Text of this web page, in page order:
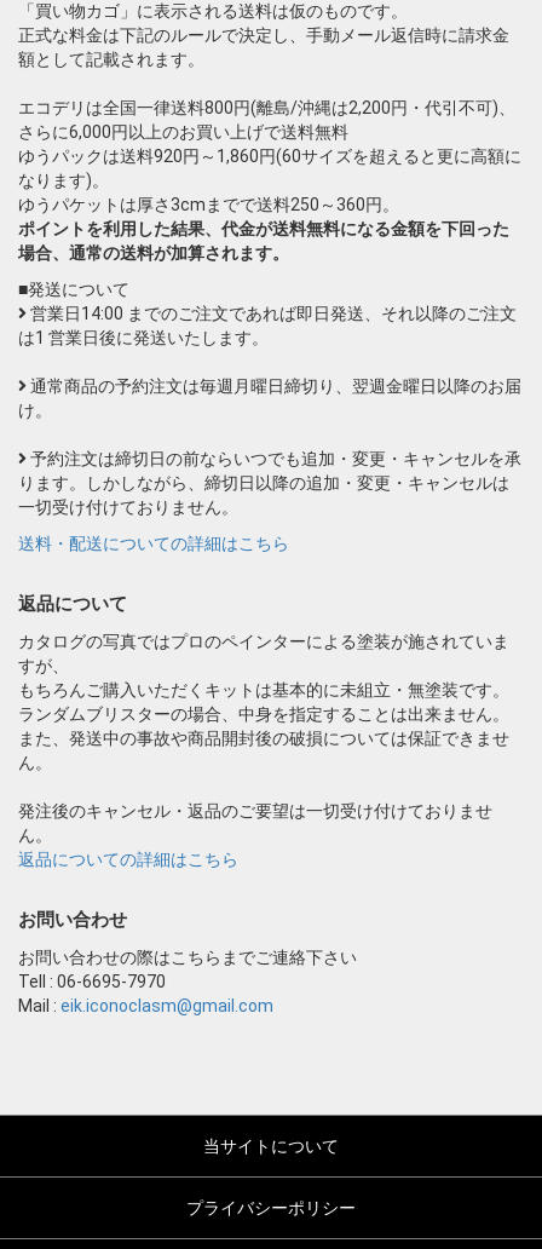
「買い物カゴ」に表示される送料は仮のものです。
正式な料金は下記のルールで決定し、手動メール返信時に請求金
額として記載されます。
エコデリは全国一律送料800円(離島/沖縄は2,200円・代引不可)、
さらに6,000円以上のお買い上げで送料無料
ゆうパックは送料920円～1,860円(60サイズを超えると更に高額に
なります)。
ゆうパケットは厚さ3cmまでで送料250～360円。
ポイントを利用した結果、代金が送料無料になる金額を下回った
場合、通常の送料が加算されます。
■発送について
営業日14:00 までのご注文であれば即日発送、それ以降のご注文
は1 営業日後に発送いたします。
通常商品の予約注文は毎週月曜日締切り、翌週金曜日以降のお届
け。
予約注文は締切日の前ならいつでも追加・変更・キャンセルを承
ります。しかしながら、締切日以降の追加・変更・キャンセルは
一切受け付けておりません。
送料・配送についての詳細はこちら
返品について
カタログの写真ではプロのペインターによる塗装が施されていま
すが、
もちろんご購入いただくキットは基本的に未組立・無塗装です。
ランダムブリスターの場合、中身を指定することは出来ません。
また、発送中の事故や商品開封後の破損については保証できませ
ん。
発注後のキャンセル・返品のご要望は一切受け付けておりませ
ん。
返品についての詳細はこちら
お問い合わせ
お問い合わせの際はこちらまでご連絡下さい
Tell : 06-6695-7970
Mail : eik.iconoclasm@gmail.com
当サイトについて
プライバシーポリシー